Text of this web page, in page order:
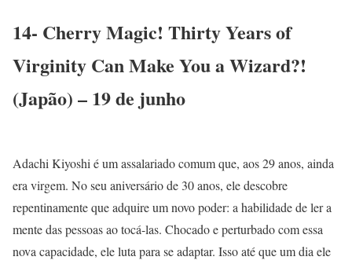
14- Cherry Magic! Thirty Years of
Virginity Can Make You a Wizard?!
(Japão) – 19 de junho
Adachi Kiyoshi é um assalariado comum que, aos 29 anos, ainda
era virgem. No seu aniversário de 30 anos, ele descobre
repentinamente que adquire um novo poder: a habilidade de ler a
mente das pessoas ao tocá-las. Chocado e perturbado com essa
nova capacidade, ele luta para se adaptar. Isso até que um dia ele